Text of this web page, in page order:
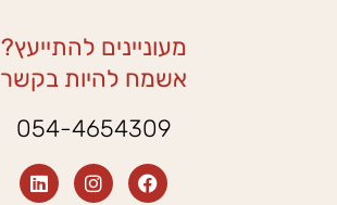
מעוניינים להתייעץ?
אשמח להיות בקשר
054-4654309
F
a
I
n
L
i